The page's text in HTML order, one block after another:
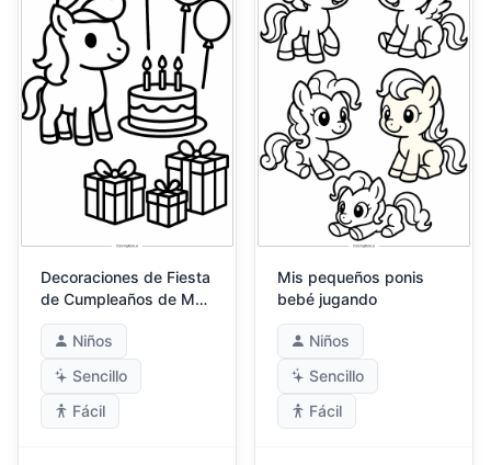
Decoraciones de Fiesta
de Cumpleaños de My
Little Pony
Niños
Sencillo
Fácil
Mis pequeños ponis
bebé jugando
Niños
Sencillo
Fácil